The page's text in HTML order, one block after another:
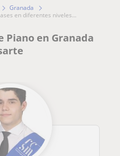
Granada
en diferentes niveles...
Piano en Granada